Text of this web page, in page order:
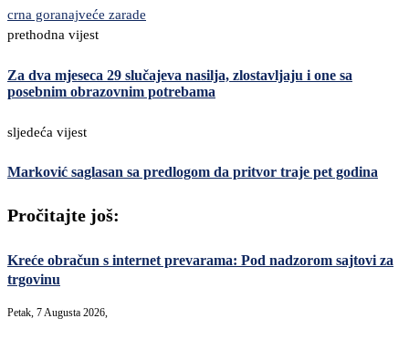
crna goranajveće zarade
prethodna vijest
Za dva mjeseca 29 slučajeva nasilja, zlostavljaju i one sa
posebnim obrazovnim potrebama
sljedeća vijest
Marković saglasan sa predlogom da pritvor traje pet godina
Pročitajte još:
Kreće obračun s internet prevarama: Pod nadzorom sajtovi za
trgovinu
Petak, 7 Augusta 2026,